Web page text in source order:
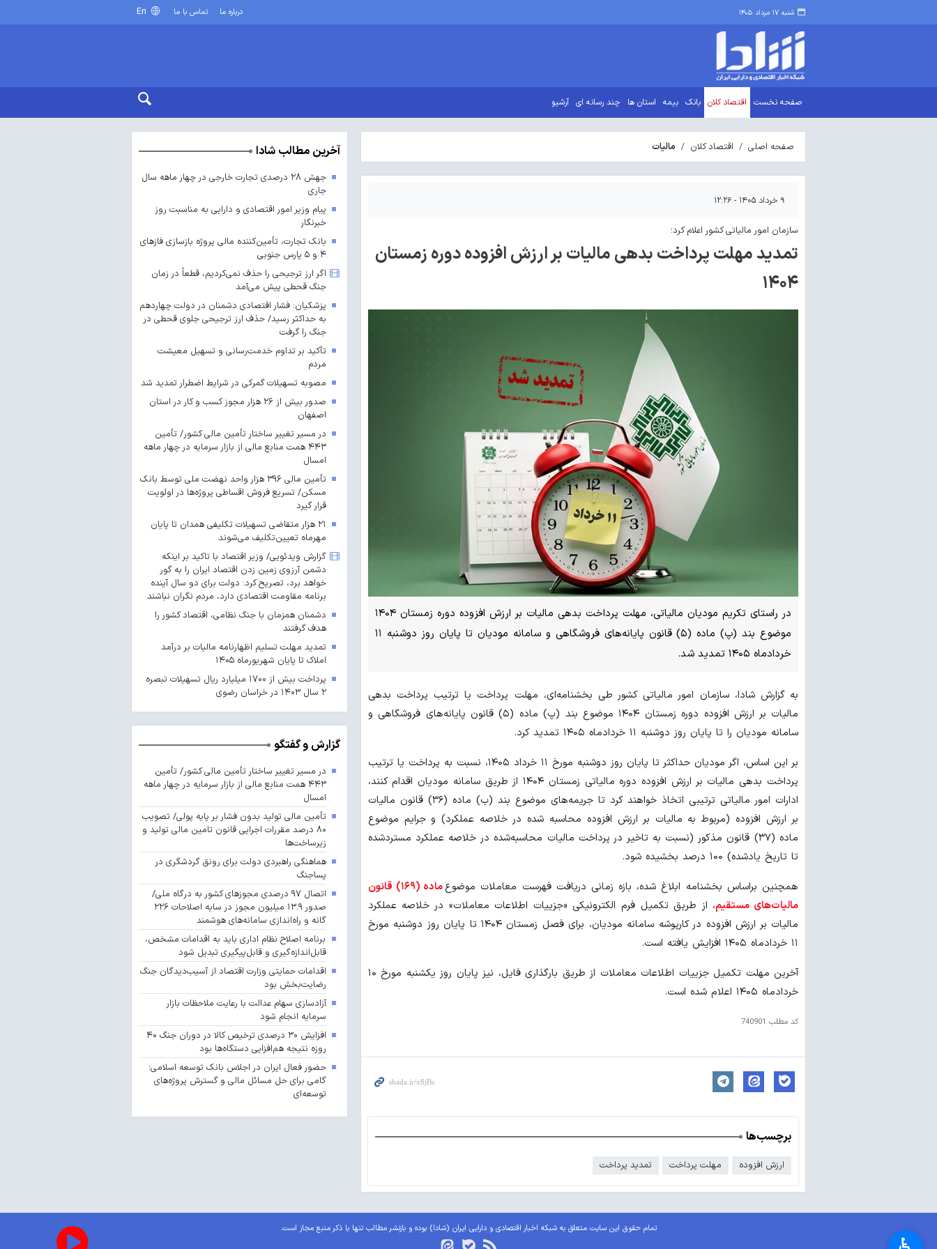
شنبه ۱۷ مرداد ۱۴۰۵ درباره ما تماس با ما
صفحه نخست اقتصاد کلان بانک بیمه استان ها چند رسانه ای آرشیو
صفحه اصلی اقتصاد کلان مالیات
۹ خرداد ۱۴۰۵ - ۱۲:۲۶
سازمان امور مالیاتی کشور اعلام کرد؛
تمدید مهلت پرداخت بدهی مالیات بر ارزش افزوده دوره زمستان
۱۴۰۴
در راستای تکریم مودیان مالیاتی، مهلت پرداخت بدهی مالیات بر ارزش افزوده دوره زمستان ۱۴۰۴
موضوع بند (پ) ماده (۵) قانون پایانه‌های فروشگاهی و سامانه مودیان تا پایان روز دوشنبه ۱۱
خردادماه ۱۴۰۵ تمدید شد.
به گزارش شادا، سازمان امور مالیاتی کشور طی بخشنامه‌ای، مهلت پرداخت یا ترتیب پرداخت بدهی
مالیات بر ارزش افزوده دوره زمستان ۱۴۰۴ موضوع بند (پ) ماده (۵) قانون پایانه‌های فروشگاهی و
سامانه مودیان را تا پایان روز دوشنبه ۱۱ خردادماه ۱۴۰۵ تمدید کرد.
بر این اساس، اگر مودیان حداکثر تا پایان روز دوشنبه مورخ ۱۱ خرداد ۱۴۰۵، نسبت به پرداخت یا ترتیب
پرداخت بدهی مالیات بر ارزش افزوده دوره مالیاتی زمستان ۱۴۰۴ از طریق سامانه مودیان اقدام کنند،
ادارات امور مالیاتی ترتیبی اتخاذ خواهند کرد تا جریمه‌های موضوع بند (ب) ماده (۳۶) قانون مالیات
بر ارزش افزوده (مربوط به مالیات بر ارزش افزوده محاسبه شده در خلاصه عملکرد) و جرایم موضوع
ماده (۳۷) قانون مذکور (نسبت به تاخیر در پرداخت مالیات محاسبه‌شده در خلاصه عملکرد مستردشده
تا تاریخ یادشده) ۱۰۰ درصد بخشیده شود.
همچنین براساس بخشنامه ابلاغ شده، بازه زمانی دریافت فهرست معاملات موضوع
ماده (۱۶۹) قانون
مالیات‌های مستقیم، از طریق تکمیل فرم الکترونیکی «جزییات اطلاعات معاملات» در خلاصه عملکرد
مالیات بر ارزش افزوده در کارپوشه سامانه مودیان، برای فصل زمستان ۱۴۰۴ تا پایان روز دوشنبه مورخ
۱۱ خردادماه ۱۴۰۵ افزایش یافته است.
آخرین مهلت تکمیل جزییات اطلاعات معاملات از طریق بارگذاری فایل، نیز پایان روز یکشنبه مورخ ۱۰
خردادماه ۱۴۰۵ اعلام شده است.
کد مطلب 740901
برچسب‌ها
ارزش افزوده مهلت پرداخت تمدید پرداخت
آخرین مطالب شادا
جهش ۲۸ درصدی تجارت خارجی در چهار ماهه سال
جاری
پیام وزیر امور اقتصادی و دارایی به مناسبت روز
خبرنگار
بانک تجارت، تأمین‌کننده مالی پروژه بازسازی فازهای
۴ و ۵ پارس جنوبی
اگر ارز ترجیحی را حذف نمی‌کردیم، قطعاً در زمان
جنگ قحطی پیش می‌آمد
پزشکیان: فشار اقتصادی دشمنان در دولت چهاردهم
به حداکثر رسید/ حذف ارز ترجیحی جلوی قحطی در
جنگ را گرفت
تأکید بر تداوم خدمت‌رسانی و تسهیل معیشت
مردم
مصوبه تسهیلات گمرکی در شرایط اضطرار تمدید شد
صدور بیش از ۲۶ هزار مجوز کسب‌ و کار در استان
اصفهان
در مسیر تغییر ساختار تأمین مالی کشور/ تأمین
۴۴۳ همت منابع مالی از بازار سرمایه در چهار ماهه
امسال
تأمین مالی ۳۹۶ هزار واحد نهضت ملی توسط بانک
مسکن/ تسریع فروش اقساطی پروژه‌ها در اولویت
قرار گیرد
۲۱ هزار متقاضی تسهیلات تکلیفی همدان تا پایان
مهرماه تعیین‌تکلیف می‌شوند
گزارش ویدئویی/ وزیر اقتصاد با تاکید بر اینکه
دشمن آرزوی زمین زدن اقتصاد ایران را به گور
خواهد برد، تصریح کرد: دولت برای دو سال آینده
برنامه مقاومت اقتصادی دارد، مردم نگران نباشند
دشمنان همزمان با جنگ نظامی، اقتصاد کشور را
هدف گرفتند
تمدید مهلت تسلیم اظهارنامه مالیات بر درآمد
املاک تا پایان شهریورماه ۱۴۰۵
پرداخت بیش از ۱۷۰۰ میلیارد ریال تسهیلات تبصره
۲ سال ۱۴۰۳ در خراسان رضوی
گزارش و گفتگو
در مسیر تغییر ساختار تأمین مالی کشور/ تأمین
۴۴۳ همت منابع مالی از بازار سرمایه در چهار ماهه
امسال
تأمین مالی تولید بدون فشار بر پایه پولی/ تصویب
۸۰ درصد مقررات اجرایی قانون تامین مالی تولید و
زیرساخت‌ها
هماهنگی راهبردی دولت برای رونق گردشگری در
پساجنگ
اتصال ۹۷ درصدی مجوزهای کشور به درگاه ملی/
صدور ۱۳.۹ میلیون مجوز در سایه اصلاحات ۲۲۶
گانه و راه‌اندازی سامانه‌های هوشمند
برنامه اصلاح نظام اداری باید به اقدامات مشخص،
قابل‌اندازه‌گیری و قابل‌پیگیری تبدیل شود
اقدامات حمایتی وزارت اقتصاد از آسیب‌دیدگان جنگ
رضایت‌بخش بود
آزادسازی سهام عدالت با رعایت ملاحظات بازار
سرمایه انجام شود
افزایش ۳۰ درصدی ترخیص کالا در دوران جنگ ۴۰
روزه نتیجه هم‌افزایی دستگاه‌ها بود
حضور فعال ایران در اجلاس بانک توسعه اسلامی؛
گامی برای حل مسائل مالی و گسترش پروژه‌های
توسعه‌ای
تمام حقوق این سایت متعلق به شبکه اخبار اقتصادی و دارایی ایران (شادا) بوده و بازنشر مطالب تنها با ذکر منبع مجاز است.